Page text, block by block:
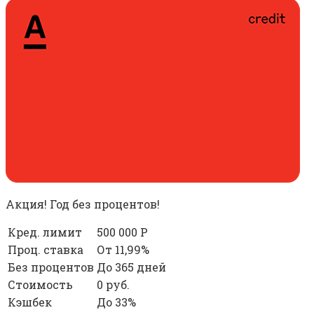
Акция! Год без процентов!
Кред. лимит
500 000 Р
Проц. ставка
От 11,99%
Без процентов До 365 дней
Стоимость
0 руб.
Кэшбек
До 33%